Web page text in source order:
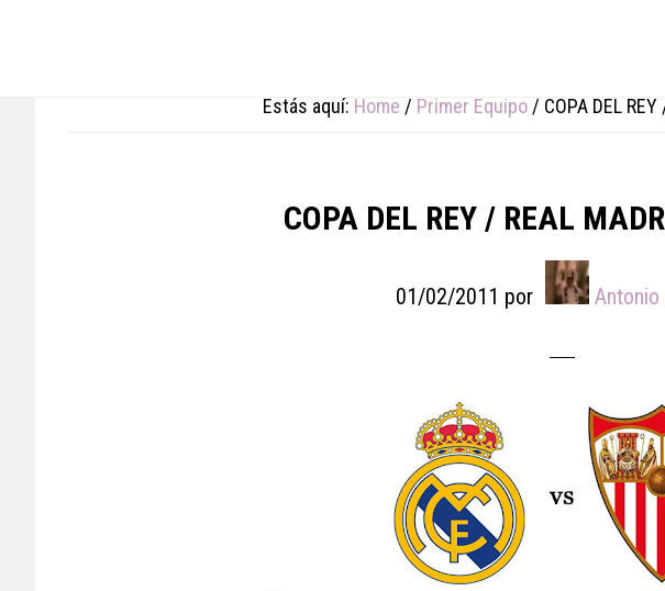
Estás aquí: Home / Primer Equipo / COPA DEL
COPA DEL REY / REAL
01/02/2011 por